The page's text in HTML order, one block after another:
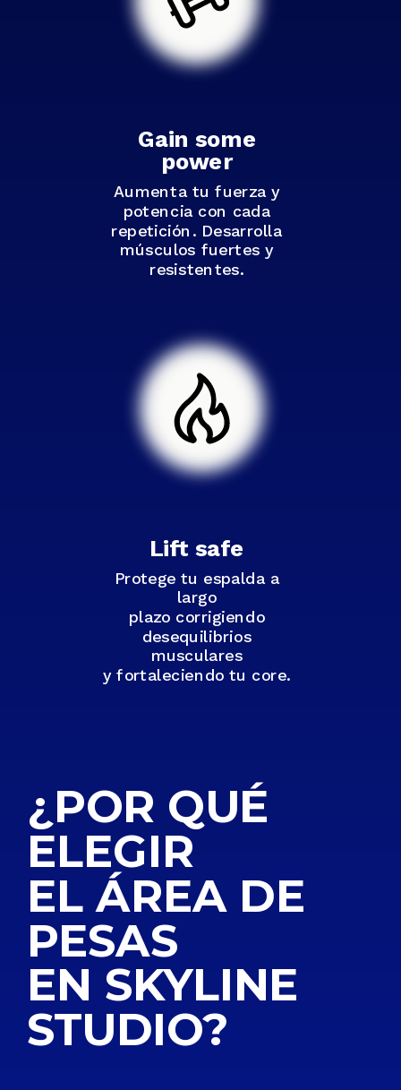
Gain some
power
Aumenta tu fuerza y
potencia con cada
repetición. Desarrolla
músculos fuertes y
resistentes.
Lift safe
Protege tu espalda a
largo
plazo corrigiendo
desequilibrios
musculares
y fortaleciendo tu core.
¿POR QUÉ
ELEGIR
EL ÁREA DE
PESAS
EN SKYLINE
STUDIO?